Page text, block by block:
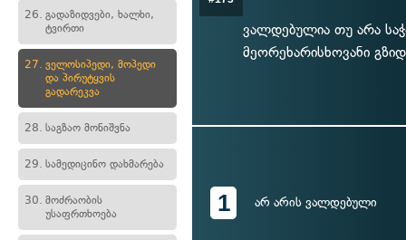
26. გადაზიდვები, ხალხი,
ტვირთი
27. ველოსიპედი, მოპედი
და პირუტყვის
გადარეკვა
28. საგზაო მონიშვნა
29. სამედიცინო დახმარება
30. მოძრაობის
უსაფრთხოება
ვალდებულია თუ არა
მეორეხარისხოვანი
1 არ არის ვალდებული